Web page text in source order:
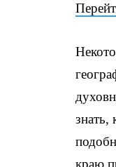
краю